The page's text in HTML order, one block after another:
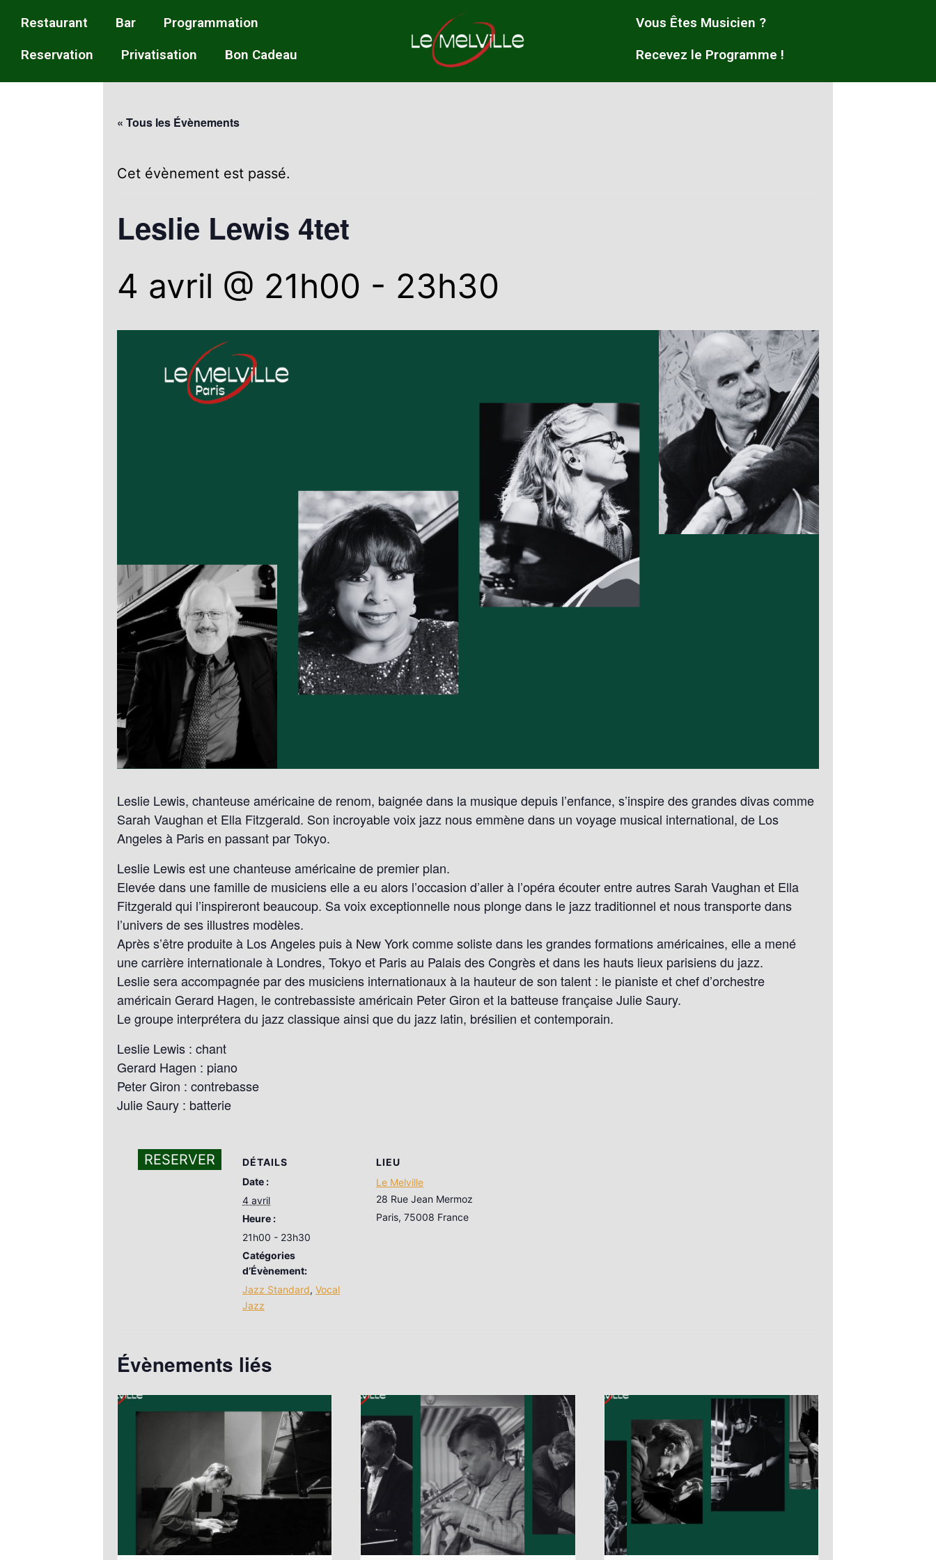
Restaurant Bar
Programmation
Reservation
Privatisation Bon Cadeau
Vous Êtes Musicien ?
Recevez le Programme !
« Tous les Évènements
Cet évènement est passé.
Leslie Lewis 4tet
4 avril @ 21h00 - 23h30
Leslie Lewis, chanteuse américaine de renom, baignée dans la musique depuis l’enfance, s’inspire des grandes divas comme
Sarah Vaughan et Ella Fitzgerald. Son incroyable voix jazz nous emmène dans un voyage musical international, de Los
Angeles à Paris en passant par Tokyo.
Leslie Lewis est une chanteuse américaine de premier plan.
Elevée dans une famille de musiciens elle a eu alors l’occasion d’aller à l’opéra écouter entre autres Sarah Vaughan et Ella
Fitzgerald qui l’inspireront beaucoup. Sa voix exceptionnelle nous plonge dans le jazz traditionnel et nous transporte dans
l’univers de ses illustres modèles.
Après s’être produite à Los Angeles puis à New York comme soliste dans les grandes formations américaines, elle a mené
une carrière internationale à Londres, Tokyo et Paris au Palais des Congrès et dans les hauts lieux parisiens du jazz.
Leslie sera accompagnée par des musiciens internationaux à la hauteur de son talent : le pianiste et chef d’orchestre
américain Gerard Hagen, le contrebassiste américain Peter Giron et la batteuse française Julie Saury.
Le groupe interprétera du jazz classique ainsi que du jazz latin, brésilien et contemporain.
Leslie Lewis : chant
Gerard Hagen : piano
Peter Giron : contrebasse
Julie Saury : batterie
RESERVER
DÉTAILS
Date :
4 avril
Heure :
21h00 - 23h30
Catégories
d’Évènement:
Jazz Standard, Vocal
Jazz
LIEU
Le Melville
28 Rue Jean Mermoz
Paris, 75008 France
Évènements liés